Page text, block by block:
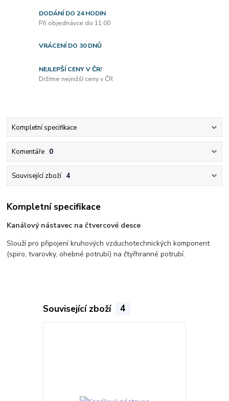
DODÁNÍ DO 24 HODIN
Při objednávce do 11:00
VRÁCENÍ DO 30 DNŮ
NEJLEPŠÍ CENY V ČR!
Držíme nejnižší ceny v ČR
Kompletní specifikace
Komentáře 0
Související zboží 4
Kompletní specifikace
Kanálový nástavec na čtvercové desce
Slouží pro připojení kruhových vzduchotechnických komponent
(spiro, tvarovky, ohebné potrubí) na čtyřhranné potrubí.
Související zboží 4